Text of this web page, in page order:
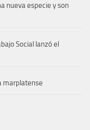
nueva especie y son
Social lanzó el
marplatense